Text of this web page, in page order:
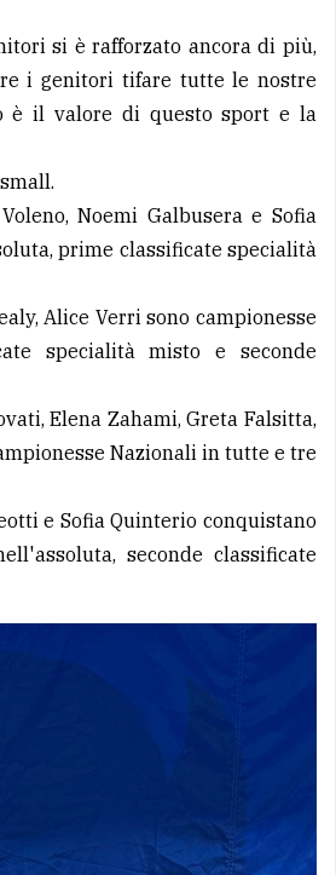
si è rafforzato ancora di più,
i genitori tifare tutte le nostre
è il valore di questo sport e la
Noemi Galbusera e Sofia
prime classificate specialità
Alice Verri sono campionesse
specialità misto e seconde
Elena Zahami, Greta Falsitta,
Nazionali in tutte e tre
e Sofia Quinterio conquistano
seconde classificate